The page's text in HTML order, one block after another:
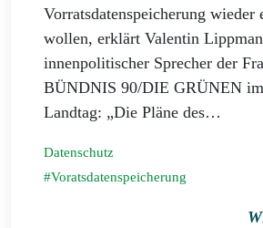
Vorratsdatenspeicherung wieder
wollen, erklärt Valentin
innenpolitischer Sprecher der
BÜNDNIS 90/DIE GRÜNEN im
Landtag: „Die Pläne des…
Datenschutz
Voratsdatenspeicherung